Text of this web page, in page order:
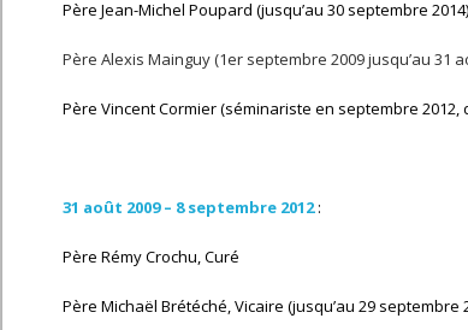
Père Jean-Michel Poupard (jusqu’au 30 septembre 2014)
Père Alexis Mainguy (1er septembre 2009 jusqu’au 31
Père Vincent Cormier (séminariste en septembre
31 août 2009 – 8 septembre 2012:
Père Rémy Crochu, Curé
Père Michaël Brétéché, Vicaire (jusqu’au 29 septembre